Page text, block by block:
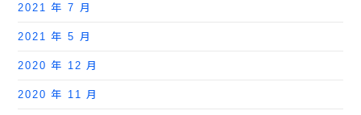
2021 年 7 月
2021 年 5 月
2020 年 12 月
2020 年 11 月